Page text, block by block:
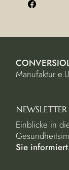
Manufaktur
NEWSLETTER
Einblicke in
Sie